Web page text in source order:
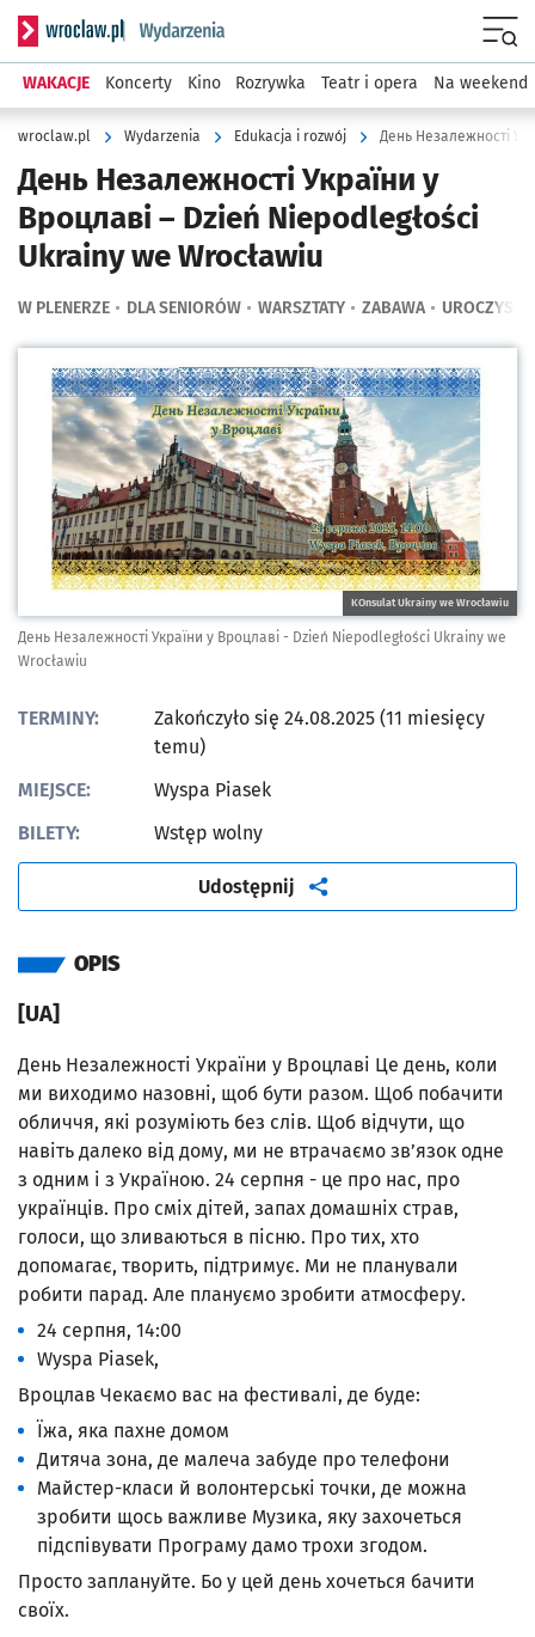
Serwis informacyjny wroclaw.pl podserwis: Wydarzenia
WAKACJE Koncerty Kino Rozrywka Teatr i opera Na weekend
wroclaw.pl Wydarzenia Edukacja i rozwój
День Незалежності України у
Вроцлаві – Dzień Niepodległości
Ukrainy we Wrocławiu
W PLENERZE DLA SENIORÓW WARSZTATY ZABAWA
KOnsulat Ukrainy we Wrocławiu
День Незалежності України у Вроцлаві - Dzień Niepodległości Ukrainy we
Wrocławiu
TERMINY:
Zakończyło się 24.08.2025 (11 miesięcy
temu)
MIEJSCE:
Wyspa Piasek
BILETY:
Wstęp wolny
Udostępnij artykuł
OPIS
[UA]
День Незалежності України у Вроцлаві Це день, коли
ми виходимо назовні, щоб бути разом. Щоб побачити
обличчя, які розуміють без слів. Щоб відчути, що
навіть далеко від дому, ми не втрачаємо зв’язок одне
з одним і з Україною. 24 серпня - це про нас, про
українців. Про сміх дітей, запах домашніх страв,
голоси, що зливаються в пісню. Про тих, хто
допомагає, творить, підтримує. Ми не планували
робити парад. Але плануємо зробити атмосферу.
24 серпня, 14:00
Wyspa Piasek,
Вроцлав Чекаємо вас на фестивалі, де буде:
Їжа, яка пахне домом
Дитяча зона, де малеча забуде про телефони
Майстер-класи й волонтерські точки, де можна
зробити щось важливе Музика, яку захочеться
підспівувати Програму дамо трохи згодом.
Просто заплануйте. Бо у цей день хочеться бачити
своїх.